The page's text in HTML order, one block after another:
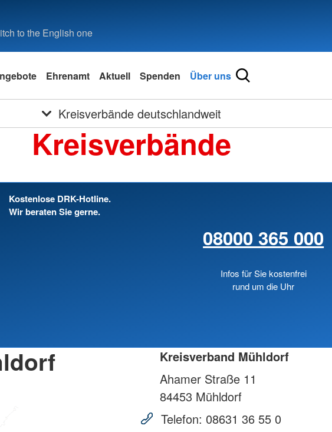
to the English one
Ehrenamt Aktuell Spenden Über uns
Kreisverbände deutschlandweit
Kreisverbände
Kostenlose DRK-Hotline.
Wir beraten Sie gerne.
08000 365 000
Infos für Sie kostenfrei
rund um die Uhr
Kreisverband Mühldorf
Ahamer Straße 11
84453 Mühldorf
Telefon: 08631 36 55 0